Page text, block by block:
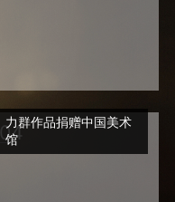
04
力群作品捐赠中国美术
馆